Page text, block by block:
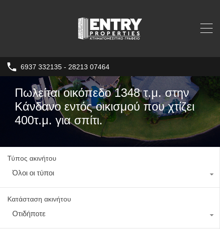
6937 332135 - 28213 07464
Πωλείται οικόπεδο 1348 τ.μ. στην
Κάνδανο εντός οικισμού που χτίζει
400τ.μ. για σπίτι.
Τύπος ακινήτου
Όλοι οι τύποι
Κατάσταση ακινήτου
Οτιδήποτε